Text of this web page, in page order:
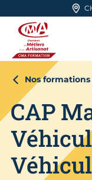
Aller en haut de
CMA
Nos formations
CAP